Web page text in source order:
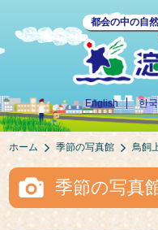
都会の中の自
English 한
ホーム 季節の写真館 鳥飼
季節の写真